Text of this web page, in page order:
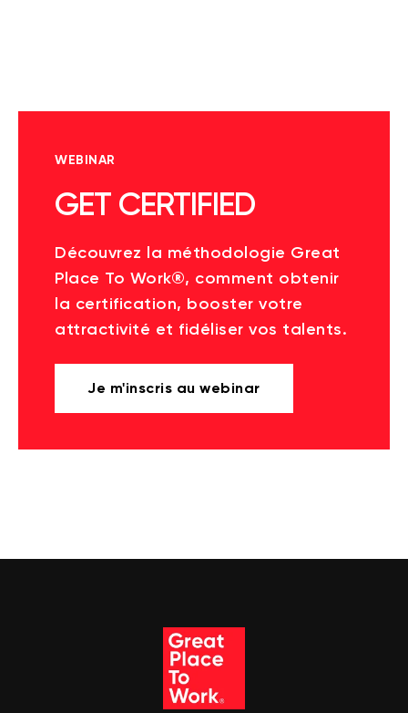
WEBINAR
GET CERTIFIED
Découvrez la méthodologie Great
Place To Work®, comment obtenir
la certification, booster votre
attractivité et fidéliser vos talents.
Je m'inscris au webinar